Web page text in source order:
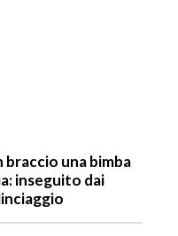
una bimba
inseguito dai